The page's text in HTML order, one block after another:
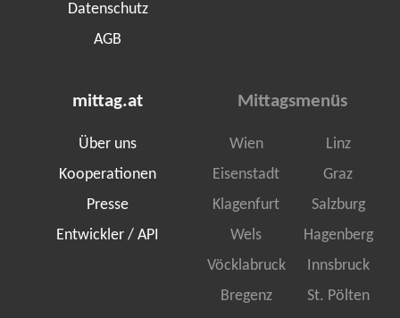
Datenschutz
AGB
mittag.at
Über uns
Kooperationen
Presse
Entwickler / API
Mittagsmenüs
Wien
Linz
Eisenstadt
Graz
Klagenfurt
Salzburg
Wels
Hagenberg
Vöcklabruck
Innsbruck
Bregenz
St. Pölten